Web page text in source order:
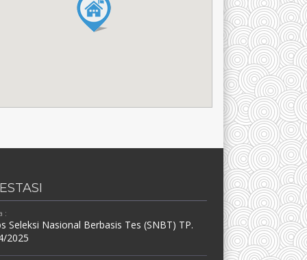
:
Seleksi Nasional Berbasis Tes (SNBT) TP.
2025